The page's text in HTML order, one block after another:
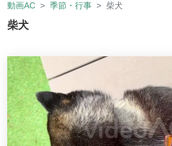
動画AC 季節・行事 柴犬
柴犬